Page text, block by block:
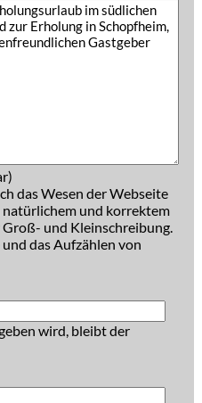
das Wesen der Webseite
natürlichem und korrektem
und Kleinschreibung.
das Aufzählen von
wird, bleibt der